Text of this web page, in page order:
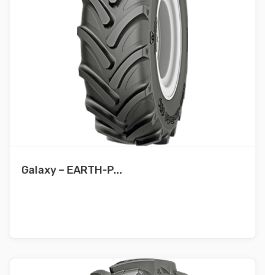
Galaxy – EARTH-P...